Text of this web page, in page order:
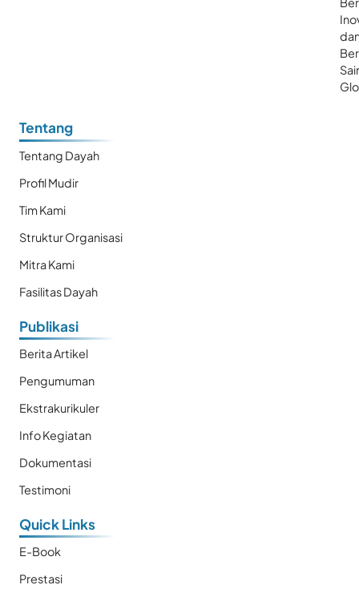
Tentang
Tentang Dayah
Profil Mudir
Tim Kami
Struktur Organisasi
Mitra Kami
Fasilitas Dayah
Publikasi
Berita Artikel
Pengumuman
Ekstrakurikuler
Info Kegiatan
Dokumentasi
Testimoni
Quick Links
E-Book
Prestasi